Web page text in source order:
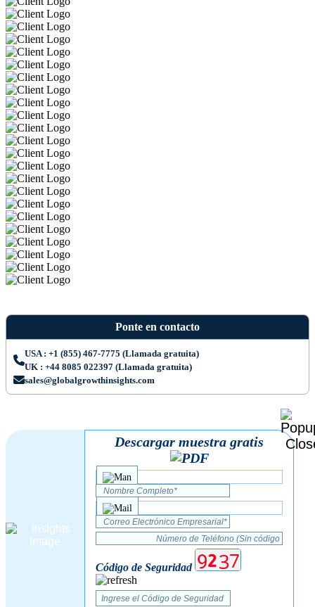
Ponte en contacto
USA : +1 (855) 467-7775 (Llamada gratuita)
UK : +44 8085 022397 (Llamada gratuita)
sales@globalgrowthinsights.com
Descargar muestra gratis
Código de Seguridad